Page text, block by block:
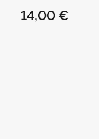
BLANCA - XXL
14,00 €